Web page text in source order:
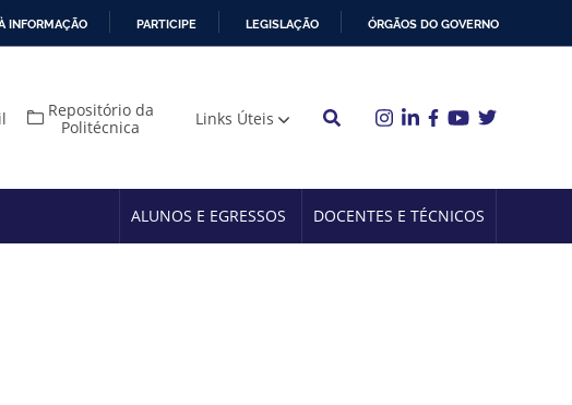
INFORMAÇÃO PARTICIPE LEGISLAÇÃO ÓRGÃOS DO GOVERNO
Repositório da
Politécnica
Links Úteis
ALUNOS E EGRESSOS DOCENTES E TÉCNICOS